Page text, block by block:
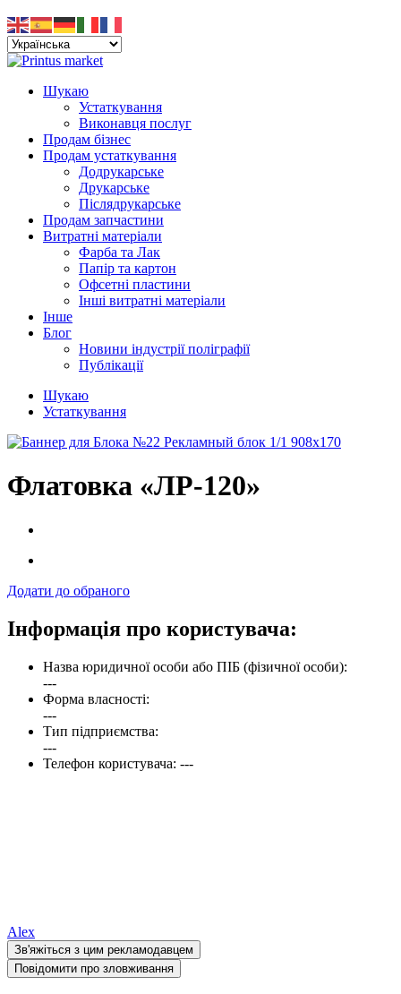
Шукаю
Устаткування
Виконавця послуг
Продам бізнес
Продам устаткування
Додрукарське
Друкарське
Післядрукарське
Продам запчастини
Витратні матеріали
Фарба та Лак
Папір та картон
Офсетні пластини
Інші витратні матеріали
Інше
Блог
Новини індустрії поліграфії
Публікації
Шукаю
Устаткування
Флатовка «ЛР-120»
Додати до обраного
Інформація про користувача:
Назва юридичної особи або ПІБ (фізичної особи):
---
Форма власності:
---
Тип підприємства:
---
Телефон користувача: ---
Alex
Зв'яжіться з цим рекламодавцем
Повідомити про зловживання